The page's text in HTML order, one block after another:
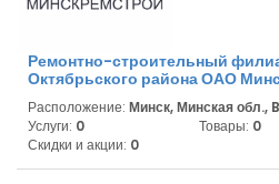
Ремонтно-строительный
Октябрьского района ОАО
Расположение: Минск, Минская обл.,
Услуги: 0 Товары: 0
Скидки и акции: 0